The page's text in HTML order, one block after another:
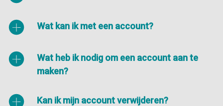
Wat kan ik met een account?
Wat heb ik nodig om een account aan te
maken?
Kan ik mijn account verwijderen?